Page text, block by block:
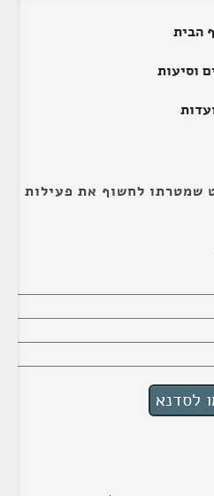
הבית
וסיעות
שמטרתו לחשוף את פעילות